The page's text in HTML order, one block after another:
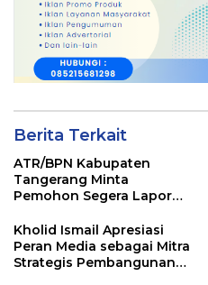
Berita Terkait
ATR/BPN Kabupaten
Tangerang Minta
Pemohon Segera Lapor
Mandek
Kholid Ismail Apresiasi
Peran Media sebagai Mitra
Strategis Pembangunan